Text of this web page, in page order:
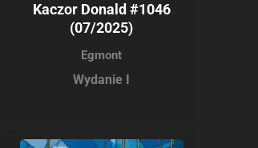
Kaczor Donald #1046
(07/2025)
Egmont
Wydanie I